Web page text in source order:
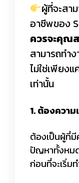
ผู้ที่จะสา
อาชีพของ
ควรจะคุณ
สามารถทำ
ไม่ใช่เพียง
เท่านั้น
1. ต้องความ
ต้องเป็นผู้ที่มี
ปัญหาทั้งหม
ก่อนที่จะเริ่ม